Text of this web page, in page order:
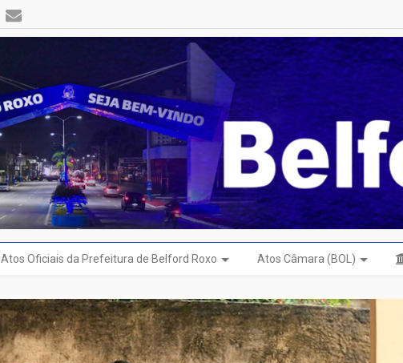
Atos Oficiais da Prefeitura de Belford Roxo Atos Câmara (BOL)